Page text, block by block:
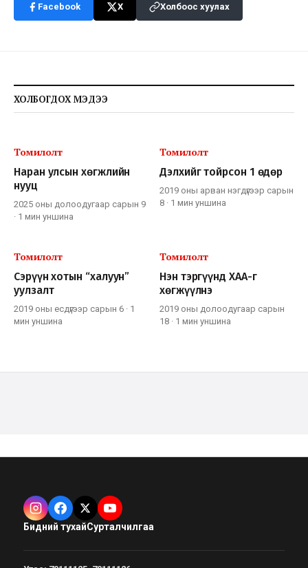
Facebook X Холбоос хуулах
ХОЛБОГДОХ МЭДЭЭ
Томилолт
Наран улсын хөгжлийн
нууц
2025 оны долоодугаар сарын 9
· 1 мин уншина
Томилолт
Дэлхийг тойрсон 1 өдөр
2019 оны арван нэгдүгээр сарын
8 · 1 мин уншина
Томилолт
Сэрүүн хотын “халуун”
уулзалт
2019 оны есдүгээр сарын 6 · 1
мин уншина
Томилолт
Нэн тэргүүнд ХАА-г
хөгжүүлнэ
2019 оны долоодугаар сарын
18 · 1 мин уншина
Бидний тухайСурталчилгаа